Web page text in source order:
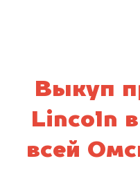
Выкуп
Lincoln
всей